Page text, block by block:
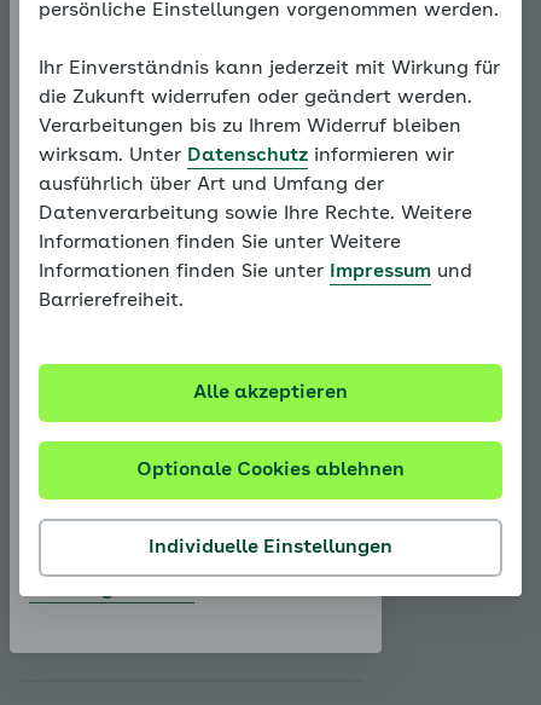
Um Ihr Passwort zurückzusetzen,
geben Sie bitte Ihre E-Mail-Adresse
ein. Die Informationen für das
Ändern Ihres Passwortes werden
Ihnen anschließend per E-Mail
zugesandt.
Passwort zurücksetzen
bereits in den Gefäßwänden steckt,
Blutgefäße vor gefährlichen
Ablagerungen.
Die Blutwerte des HDL-Cholesterins
können durch den Lebensstil, die
Ernährungsgewohnheiten, aber
auch erblich bedingt oder bei
bestimmten Erkrankungen unter
dem Normwert liegen. Da ein
mit einem erhöhten Risiko für Herz-
Kreislauf-Erkrankungen einhergeht,
wird empfohlen, diesen durch
Bewegung, Gewichtsreduktion,
Rauchentwöhnung und eine
Fettsäuren anzuheben.
persönliche Einstellungen vorgenommen werden.
Ihr Einverständnis kann jederzeit mit Wirkung für
die Zukunft widerrufen oder geändert werden.
Verarbeitungen bis zu Ihrem Widerruf bleiben
wirksam. Unter Datenschutz informieren wir
ausführlich über Art und Umfang der
Datenverarbeitung sowie Ihre Rechte. Weitere
Informationen finden Sie unter Weitere
Informationen finden Sie unter
Impressum und
Barrierefreiheit.
Individuelle Einstellungen
Optionale Cookies ablehnen
Alle akzeptieren